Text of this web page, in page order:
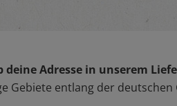
Adresse in unserem
Gebiete entlang der deutschen